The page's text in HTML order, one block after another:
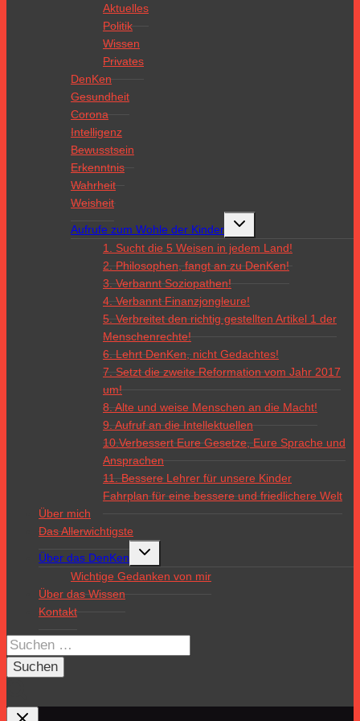
Aktuelles
Politik
Wissen
Privates
DenKen
Gesundheit
Corona
Intelligenz
Bewusstsein
Erkenntnis
Wahrheit
Weisheit
Aufrufe zum Wohle der Kinder
Untermenü
1. Sucht die 5 Weisen in jedem Land!
2. Philosophen, fangt an zu DenKen!
3. Verbannt Soziopathen!
4. Verbannt Finanzjongleure!
5. Verbreitet den richtig gestellten Artikel 1 der
Menschenrechte!
6. Lehrt DenKen, nicht Gedachtes!
7. Setzt die zweite Reformation vom Jahr 2017
um!
8. Alte und weise Menschen an die Macht!
9. Aufruf an die Intellektuellen
10.Verbessert Eure Gesetze, Eure Sprache und
Ansprachen
11. Bessere Lehrer für unsere Kinder
Fahrplan für eine bessere und friedlichere Welt
Über mich
Das Allerwichtigste
Über das DenKen
Untermenü
Wichtige Gedanken von mir
Über das Wissen
Kontakt
Suchen
nach: